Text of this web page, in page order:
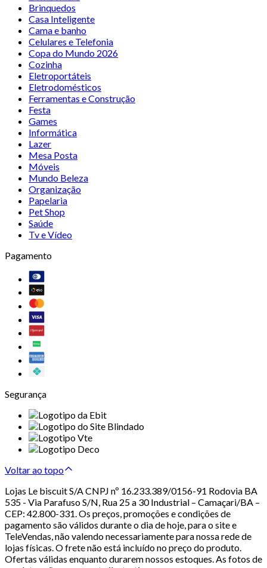
Brinquedos
Casa Inteligente
Cama e banho
Celulares e Telefonia
Copa do Mundo 2026
Cozinha
Eletroportáteis
Eletrodomésticos
Ferramentas e Construção
Festa
Games
Informática
Lazer
Mesa Posta
Móveis
Mundo Beleza
Organização
Papelaria
Pet Shop
Saúde
Tv e Vídeo
Pagamento
Segurança
Voltar ao topo
Lojas Le biscuit S/A CNPJ nº 16.233.389/0156-91 Rodovia BA
535 - Via Parafuso S/N, Rua 25 a 30 Industrial – Camaçari/BA –
CEP: 42.800-331. Os preços, promoções e condições de
pagamento são válidos durante o dia de hoje, para o site e
TeleVendas, não valendo necessariamente para nossa rede de
lojas físicas. O frete não está incluído no preço do produto.
Ofertas válidas enquanto durarem nossos estoques. As fotos de